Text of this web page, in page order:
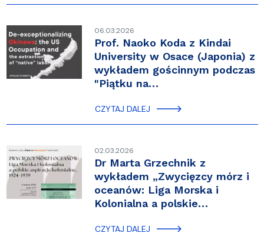
06.03.2026
Prof. Naoko Koda z Kindai
University w Osace (Japonia) z
wykładem gościnnym podczas
"Piątku na…
CZYTAJ DALEJ
02.03.2026
Dr Marta Grzechnik z
wykładem „Zwycięzcy mórz i
oceanów: Liga Morska i
Kolonialna a polskie…
CZYTAJ DALEJ